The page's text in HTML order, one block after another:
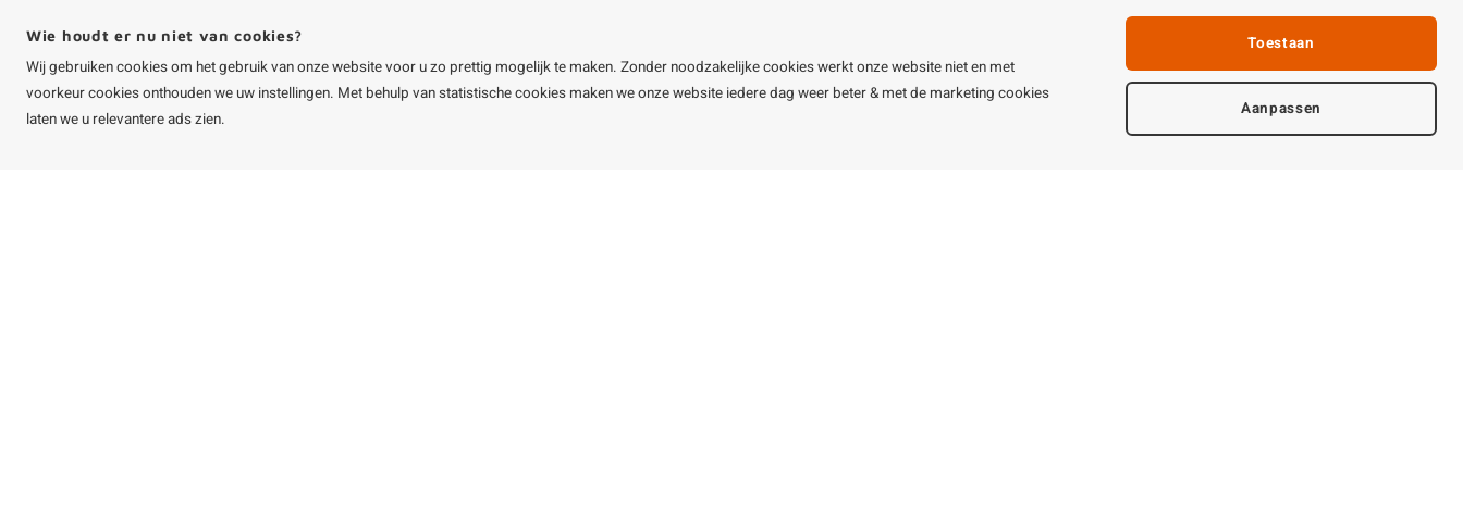
Alle bedragen zijn incl. btw
Openingstijden & contact
Wie houdt er nu niet van cookies?
Wij gebruiken cookies om het gebruik van onze website voor u zo prettig mogelijk te maken. Zonder noodzakelijke cookies werkt onze website niet en met
voorkeur cookies onthouden we uw instellingen. Met behulp van statistische cookies maken we onze website iedere dag weer beter & met de marketing cookies
laten we u relevantere ads zien.
Toestaan
Aanpassen